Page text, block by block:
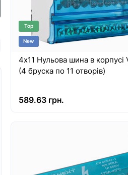
Top
New
4х11 Нульова шина в корпусі
(4 бруска по 11 отворів)
589.63 грн.